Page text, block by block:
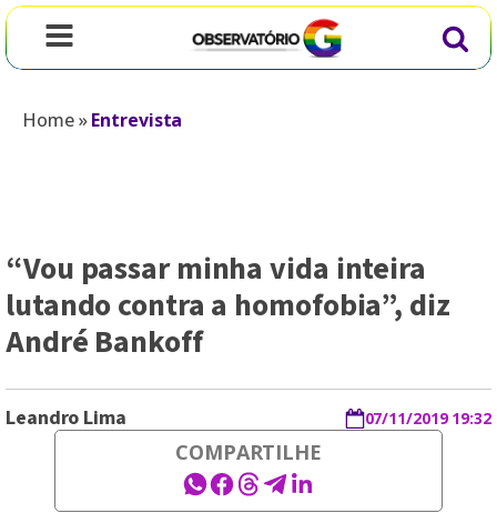
Home»Entrevista
“Vou passar minha vida inteira
lutando contra a homofobia”, diz
André Bankoff
Leandro Lima 07/11/2019 19:32
COMPARTILHE